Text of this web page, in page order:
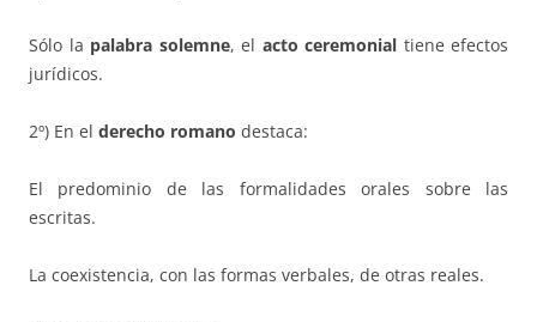
Sólo la palabra solemne, el acto ceremonial tiene efectos
jurídicos.
2º) En el derecho romano destaca:
El predominio de las formalidades orales sobre las
escritas.
La coexistencia, con las formas verbales, de otras reales.